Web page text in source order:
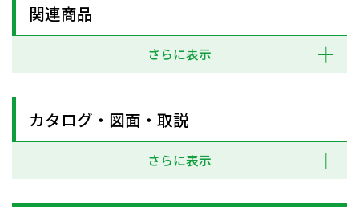
関連商品
さらに表示
カタログ・図面・取説
さらに表示